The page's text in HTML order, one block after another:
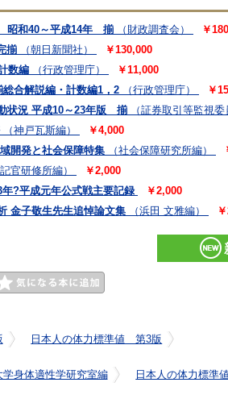
昭和40～平成14年 揃 （財政調査会）
￥
揃
（朝日新聞社）
￥130,000
数編
（行政管理庁）
￥11,000
合解説編・計数編1，2
（行政管理庁）
￥
状況 平成10～23年版 揃
（証券取引等監視委
（神戸瓦斯編）
￥4,000
開発と社会保障特集
（社会保障研究所編）
官研修所編）
￥2,000
?平成元年公式戦主要記録
￥2,000
金子敬生先生追悼論文集
（浜田 文雅編）
日本人の体力標準値 第3版
学身体適性学研究室編 日本人の体力標準